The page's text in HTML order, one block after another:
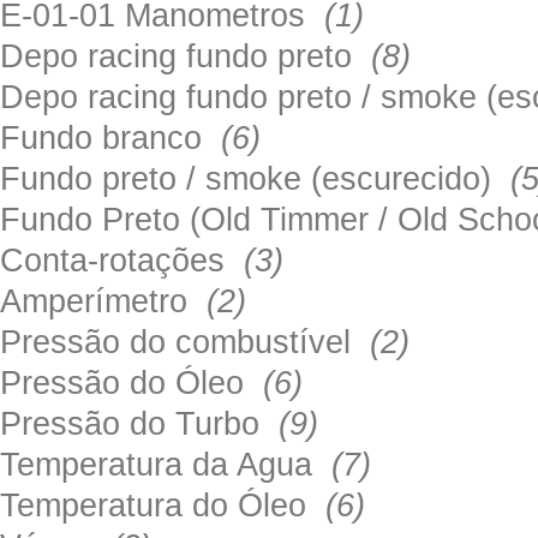
E-01-01 Manometros (1)
Depo racing fundo preto (8)
Depo racing fundo preto / smoke
Fundo branco (6)
Fundo preto / smoke (escurecido)
Fundo Preto (Old Timmer / Old
Conta-rotações (3)
Amperímetro (2)
Pressão do combustível (2)
Pressão do Óleo (6)
Pressão do Turbo (9)
Temperatura da Agua (7)
Temperatura do Óleo (6)